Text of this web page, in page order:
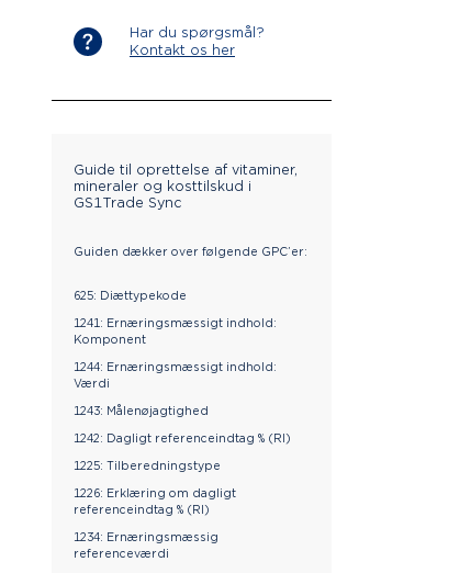
Har du spørgsmål?
Kontakt os her
Guide til oprettelse af vitaminer,
mineraler og kosttilskud i
GS1Trade Sync
Guiden dækker over følgende GPC’er:
625: Diættypekode
1241: Ernæringsmæssigt indhold:
Komponent
1244: Ernæringsmæssigt indhold:
Værdi
1243: Målenøjagtighed
1242: Dagligt referenceindtag % (RI)
1225: Tilberedningstype
1226: Erklæring om dagligt
referenceindtag % (RI)
1234: Ernæringsmæssig
referenceværdi